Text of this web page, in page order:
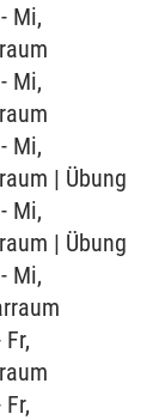
Mi,
Mi,
Mi,
| Übung
Mi,
| Übung
Mi,